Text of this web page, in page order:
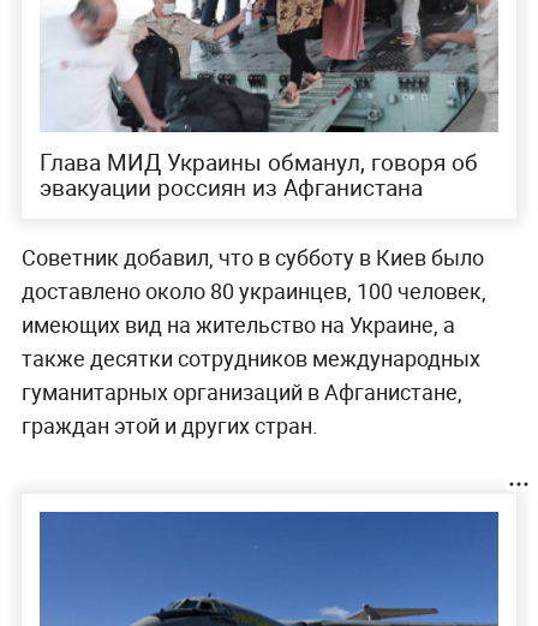
Глава МИД Украины обманул, говоря об
эвакуации россиян из Афганистана
Советник добавил, что в субботу в Киев было
доставлено около 80 украинцев, 100 человек,
имеющих вид на жительство на Украине, а
также десятки сотрудников международных
гуманитарных организаций в Афганистане,
граждан этой и других стран.